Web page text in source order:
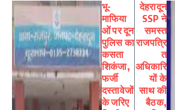
भू-
माफिया
ओं पर दून
पुलिस का
कसता
शिकंजा,
फर्जी
दस्तावेजों
के जरिए
देहरादून
SSP ने
समस्त
राजपत्रि
त
अधिकारि
यों के
साथ की
बैठक,